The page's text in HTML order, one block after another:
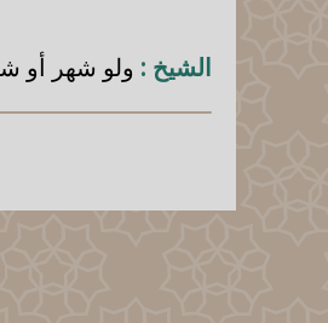
الشيخ : ولو شهر أو